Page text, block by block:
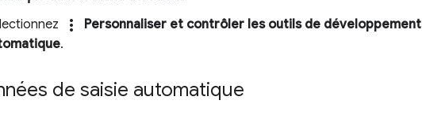
more_vert Personnaliser et contrôler les outils de développement
.
de saisie automatique